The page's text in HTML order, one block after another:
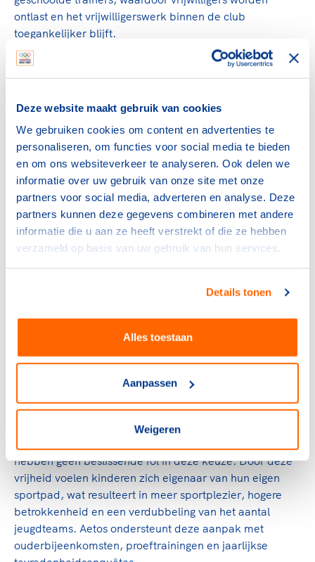
Deze website maakt gebruik van cookies
We gebruiken cookies om content en advertenties te
personaliseren, om functies voor social media te bieden
en om ons websiteverkeer te analyseren. Ook delen we
informatie over uw gebruik van onze site met onze
partners voor social media, adverteren en analyse. Deze
partners kunnen deze gegevens combineren met andere
informatie die u aan ze heeft verstrekt of die ze hebben
verzameld op basis van uw gebruik van hun services.
Details tonen
Alles toestaan
Aanpassen
Weigeren
ontlast en het vrijwilligerswerk binnen de club
toegankelijker blijft.
Voetbalvereniging ST SIOL (Sport is ons leven) /
JVC – Circuittraining voor de gehele jeugd
lees meer
Volleybalvereniging Aetos uit Arnhem onderscheidt zich
met een uniek jeugdmodel waarin jeugdspelers vanaf
ongeveer 11 jaar zelf kiezen of ze op prestatief of
recreatief niveau willen volleyballen. Spelers hebben de
keuze uit de topsportlijn, de wedstrijdlijn of de
Just4Fun-lijn, afhankelijk van hun persoonlijke ambitie
en motivatie. Ouders, trainers of technische commissies
hebben geen beslissende rol in deze keuze. Door deze
vrijheid voelen kinderen zich eigenaar van hun eigen
sportpad, wat resulteert in meer sportplezier, hogere
betrokkenheid en een verdubbeling van het aantal
jeugdteams. Aetos ondersteunt deze aanpak met
ouderbijeenkomsten, proeftrainingen en jaarlijkse